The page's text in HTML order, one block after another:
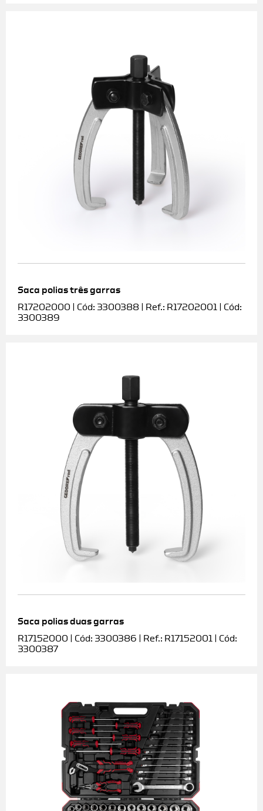
Saca polias três garras
R17202000 | Cód: 3300388 | Ref.: R17202001 | Cód:
3300389
Saca polias duas garras
R17152000 | Cód: 3300386 | Ref.: R17152001 | Cód:
3300387